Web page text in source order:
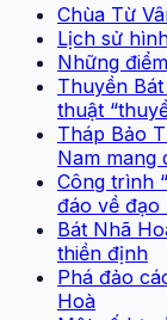
Chùa Từ
Lịch sử
Những
Thuyền
thuật
Tháp Bảo
Nam mang
Công trình
đáo về đạo
Bát Nhã
thiền định
Phá đảo
Hoà